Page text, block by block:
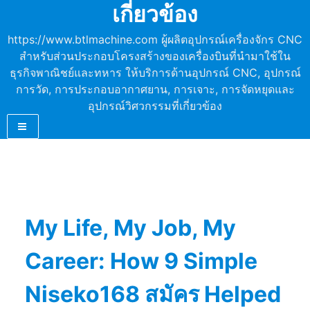
เกี่ยวข้อง
https://www.btlmachine.com ผู้ผลิตอุปกรณ์เครื่องจักร CNC
สำหรับส่วนประกอบโครงสร้างของเครื่องบินที่นำมาใช้ใน
ธุรกิจพาณิชย์และทหาร ให้บริการด้านอุปกรณ์ CNC, อุปกรณ์
การวัด, การประกอบอากาศยาน, การเจาะ, การจัดหยุดและ
อุปกรณ์วิศวกรรมที่เกี่ยวข้อง
My Life, My Job, My
Career: How 9 Simple
Niseko168 สมัคร Helped